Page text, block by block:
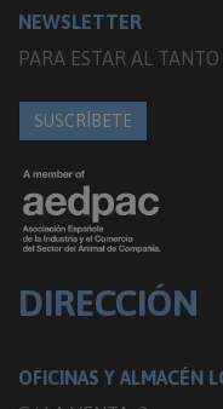
NEWSLETTER
PARA ESTAR AL
SUSCRÍBETE
DIRECCIÓN
OFICINAS Y ALMACÉN